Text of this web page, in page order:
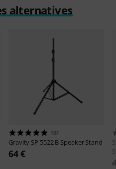
alternatives
107
Gravity SP 5522 B Speaker Stand
64 €